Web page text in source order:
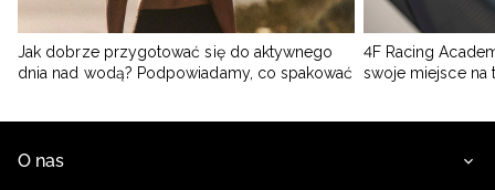
, a może granatowa bluza? To tylko kilka pomysłów, jakimi warto się
zainspirować. Pamiętaj, że w sklepie online 4F zamówisz
buty i odzież
męską Under Armour
w różnych odcieniach: jasnych, pastelowych,
wyrazistych. Sprawdź wszystkie warianty i sam zdecyduj, którymi
produktami uzupełnisz swoją szafę
Jak dobrze przygotować się do aktywnego
dnia nad wodą? Podpowiadamy, co spakować
4F Racing
swoje miejsce na
O nas